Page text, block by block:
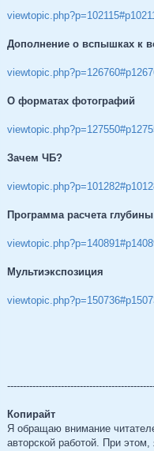
Дополнение о вспышках к
О форматах фотографий
Зачем ЧБ?
Программа расчета глубины
Мультиэкспозиция
Копирайт
Я обращаю внимание
авторской работой. При